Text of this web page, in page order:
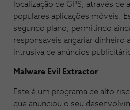
localização de GPS, através de
populares aplicações móveis.
segundo plano, permitindo
responsáveis angariar dinheiro
intrusiva de anúncios
Malware Evil Extractor
Este é um programa de alto
que anunciou o seu